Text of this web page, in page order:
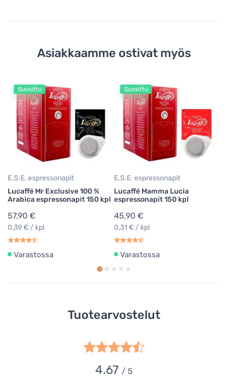
Asiakkaamme ostivat myös
Suosittu
E.S.E. espressonapit
Lucaffé Mr Exclusive 100 %
Arabica espressonapit 150 kpl
57,90 €
0,39 € / kpl
Varastossa
Suosittu
E.S.E. espressonapit
Lucaffé Mamma Lucia
espressonapit 150 kpl
45,90 €
0,31 € / kpl
Varastossa
Tuotearvostelut
4.67 / 5